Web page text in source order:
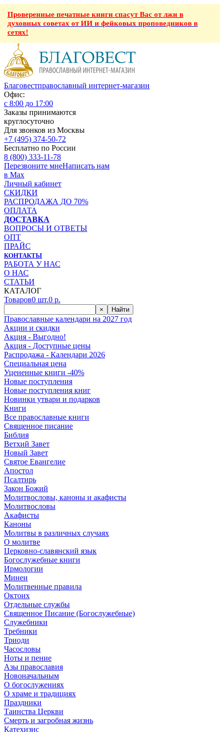
Проверенные печатные книги спасут Вас от лжи в
духовных советах от ИИ и фейковых проповедников в
сетях!
Благовестправославный интернет-магазин
Офис:
с 8:00 до 17:00
Заказы принимаются
круглосуточно
Для звонков из Москвы
+7 (495) 374-50-72
Бесплатно по России
8 (800) 333-11-78
Перезвоните мнеНаписать нам
в Max
Личный кабинет
СКИДКИ
РАСПРОДАЖА ДО 70%
ОПЛАТА
ДОСТАВКА
ВОПРОСЫ И ОТВЕТЫ
ОПТ
ПРАЙС
КОНТАКТЫ
РАБОТА У НАС
О НАС
СТАТЬИ
КАТАЛОГ
Товаров0 шт.0 р.
× Найти
Православные календари на 2027 год
Акции и скидки
Акция - Выгодно!
Акция - Доступные цены
Распродажа - Календари 2026
Специальная цена
Уцененные книги -40%
Новые поступления
Новые поступления книг
Новинки утвари и подарков
Книги
Все православные книги
Священное писание
Библия
Ветхий Завет
Новый Завет
Святое Евангелие
Апостол
Псалтирь
Закон Божий
Молитвословы, каноны и акафисты
Молитвословы
Акафисты
Каноны
Молитвы в различных случаях
О молитве
Церковно-славянский язык
Богослужебные книги
Ирмологии
Минеи
Молитвенные правила
Октоих
Отдельные службы
Священное Писание (Богослужебные)
Служебники
Требники
Триоди
Часословы
Ноты и пение
Азы православия
Новоначальным
О богослужениях
О храме и традициях
Праздники
Таинства Церкви
Смерть и загробная жизнь
Катехизис